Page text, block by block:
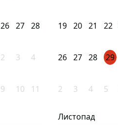
26 27 28
2 3 4
9 10 11
19 20 21 22
26 27 28 29
2 3 4 5
Листопад